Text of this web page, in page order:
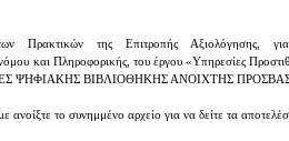
Πρακτικών της Επιτροπής Αξιολόγησης,
και Πληροφορικής, του έργου «Υπηρεσίες
ΨΗΦΙΑΚΗΣ ΒΙΒΛΙΟΘΗΚΗΣ ΑΝΟΙΧΤΗΣ
ανοίξτε το συνημμένο αρχείο για να δείτε τα